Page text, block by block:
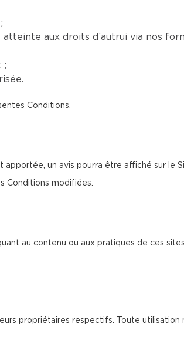
aux droits d’autrui via nos
;
Conditions.
un avis pourra être affiché sur le
Conditions modifiées.
au contenu ou aux pratiques de ces
propriétaires respectifs. Toute utilisation